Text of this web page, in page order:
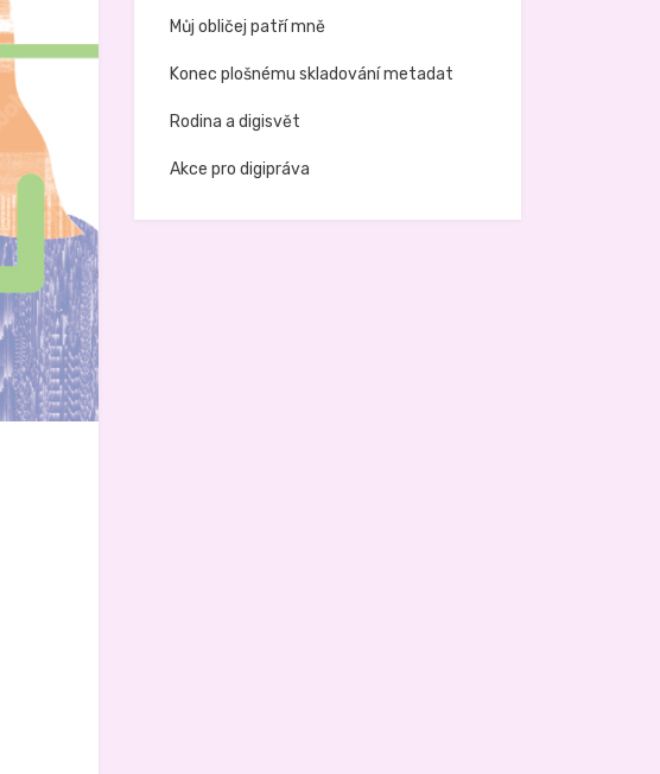
Můj obličej patří mně
Konec plošnému skladování metadat
Rodina a digisvět
Akce pro digipráva